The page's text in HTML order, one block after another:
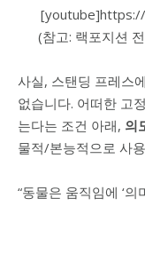
(참고: 랙포지션
사실, 스탠딩 프레스
없습니다. 어떠한 고
는다는 조건 아래, 의
물적/본능적으로 사
“동물은 움직임에 ‘의